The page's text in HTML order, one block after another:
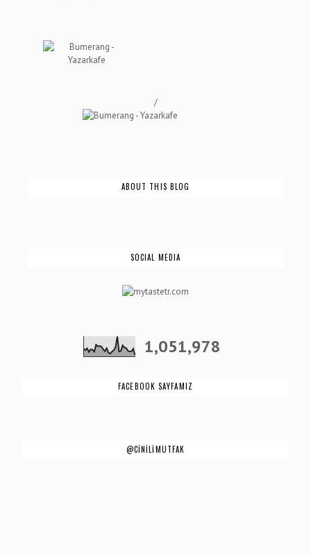
/
ABOUT THIS BLOG
SOCIAL MEDIA
1,051,978
FACEBOOK SAYFAMIZ
@CİNİLİMUTFAK